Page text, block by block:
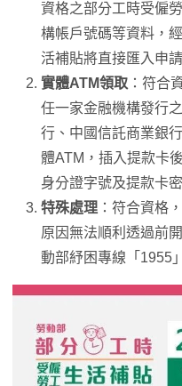
資格之部分工時受僱
構帳戶號碼等資料，
活補貼將直接匯入申
實體ATM領取 ：符合
任一家金融機構發行
行、中國信託商業銀
體ATM，插入提款卡
身分證字號及提款卡
特殊處理 ：符合資格
原因無法順利透過前
動部紓困專線「1955